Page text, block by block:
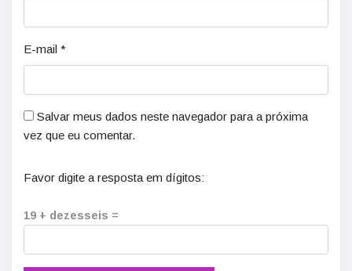
E-mail *
Salvar meus dados neste navegador para a próxima
vez que eu comentar.
Favor digite a resposta em dígitos:
19 + dezesseis =